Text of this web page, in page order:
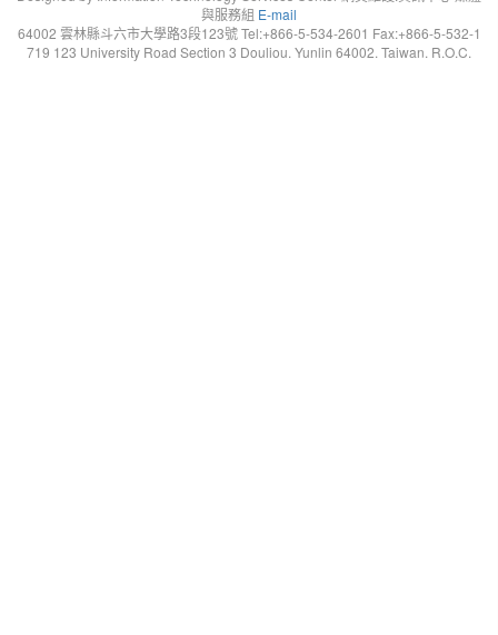
與服務組 E-mail
64002 雲林縣斗六市大學路3段123號 Tel:+866-5-534-2601 Fax:+866-5-532-1
719 123 University Road Section 3 Douliou. Yunlin 64002. Taiwan. R.O.C.